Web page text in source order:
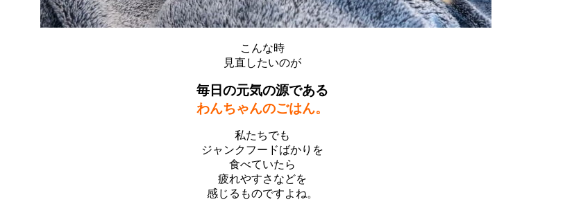
こんな時
見直したいのが
毎日の元気の源である
わんちゃんのごはん。
私たちでも
ジャンクフードばかりを
食べていたら
疲れやすさなどを
感じるものですよね。